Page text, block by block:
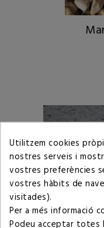
Utilitzem cookies
nostres serveis i
vostres preferències
vostres hàbits de
visitades).
Per a més informació
Podeu acceptar totes